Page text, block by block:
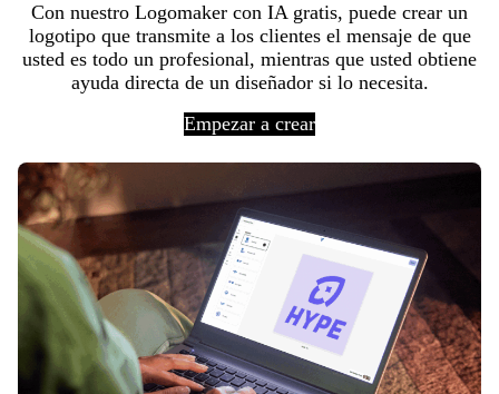
Con nuestro Logomaker con IA gratis, puede crear un
logotipo que transmite a los clientes el mensaje de que
usted es todo un profesional, mientras que usted obtiene
ayuda directa de un diseñador si lo necesita.
Empezar a crear